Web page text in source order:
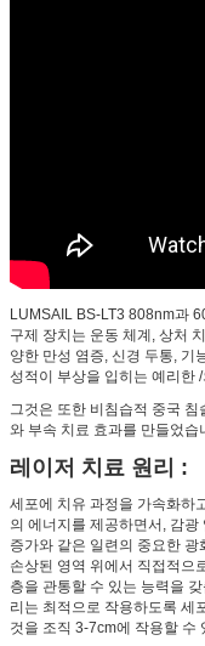
LUMSAIL BS-LT3 808nm과
구제 장치는 운동 체계, 상처
양한 만성 염증, 신경 두통, 기
성적이 부상을 입히는 예리한
그것은 또한 비침습적 중국
와 부속 치료 효과를 만들었습
레이저 치료 원리 :
세포에 치유 과정을 가속화하
의 에너지를 제공하면서, 감
증가와 같은 일련의 중요한
손상된 영역 위에서 직접적으
층을 관통할 수 있는 능력을
리는 최적으로 작용하도록 세
것을 조직 3-7cm에 작용할 수